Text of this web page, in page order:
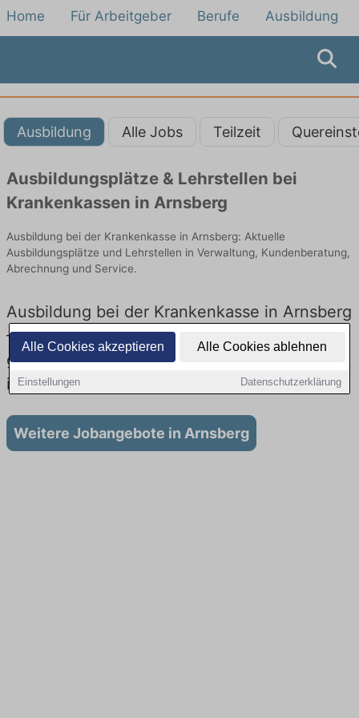
Alle Cookies akzeptieren Alle Cookies ablehnen
Einstellungen Datenschutzerklärung
Home Für Arbeitgeber Berufe Ausbildung
Ausbildung Alle Jobs Teilzeit
Ausbildungsplätze & Lehrstellen bei
Krankenkassen in Arnsberg
Ausbildung bei der Krankenkasse in Arnsberg: Aktuelle
Ausbildungsplätze und Lehrstellen in Verwaltung, Kundenberatung,
Abrechnung und Service.
Ausbildung bei der Krankenkasse in Arnsberg
– Ausbildungsplätze und Lehrstellen: Aktuell
gibt es keine Stellenangebote für Ausbildung
in Arnsberg
Weitere Jobangebote in Arnsberg